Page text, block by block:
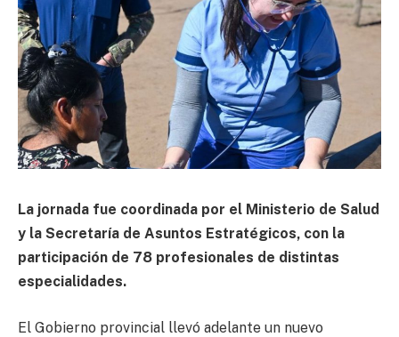
La jornada fue coordinada por el Ministerio de Salud
y la Secretaría de Asuntos Estratégicos, con la
participación de 78 profesionales de distintas
especialidades.
El Gobierno provincial llevó adelante un nuevo